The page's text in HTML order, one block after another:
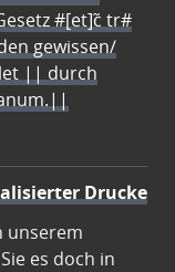
#[et]c̃ tr#
gewissen/
|| durch
Drucke
unserem
es doch in